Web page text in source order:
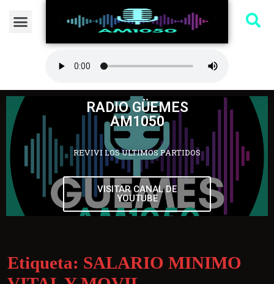
RADIO GÜEMES
AM1050
REVIVI LOS ULTIMOS PARTIDOS
VISITAR CANAL DE
YOUTUBE
Etiqueta: SALARIO MINIMO